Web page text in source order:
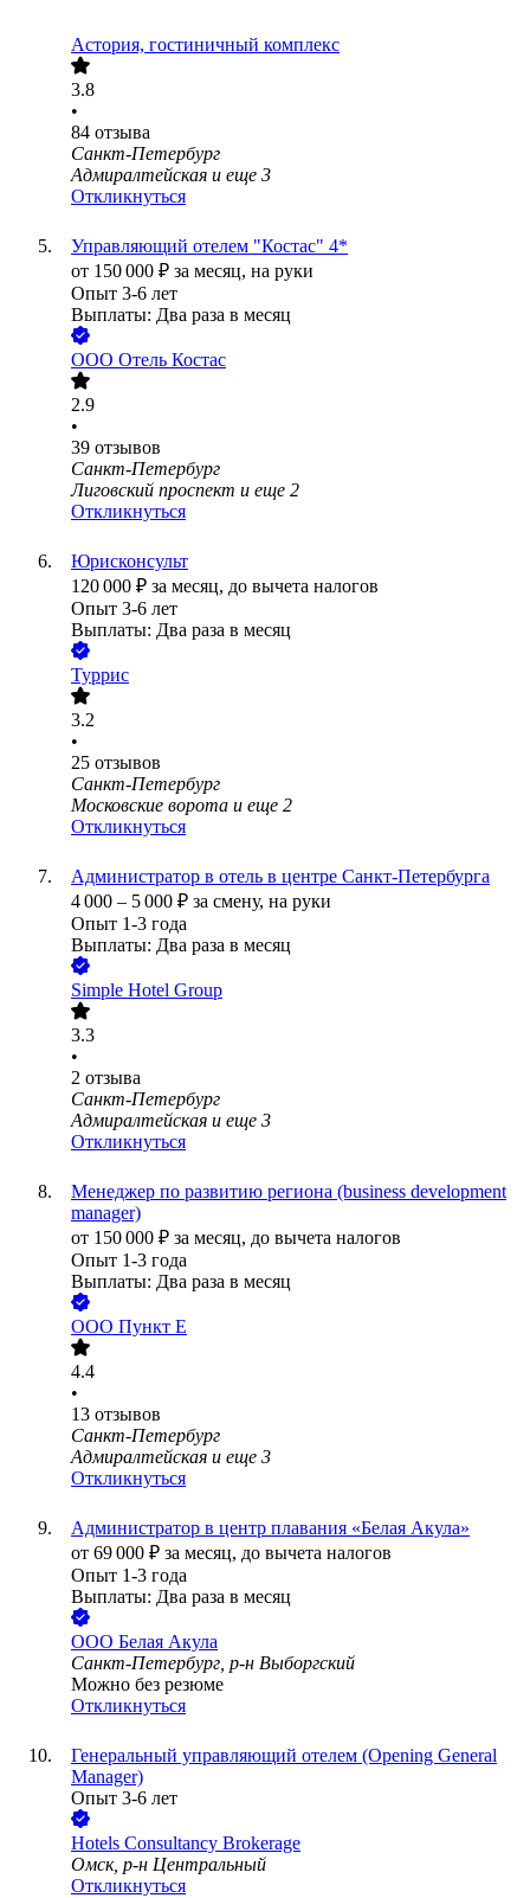
Астория, гостиничный комплекс
3.8
•
84 отзыва
Санкт-Петербург
Адмиралтейская и еще 3
Откликнуться
Управляющий отелем "Костас" 4*
от 150 000 ₽ за месяц, на руки
Опыт 3-6 лет
Выплаты: Два раза в месяц
ООО Отель Костас
2.9
•
39 отзывов
Санкт-Петербург
Лиговский проспект и еще 2
Откликнуться
Юрисконсульт
120 000 ₽ за месяц, до вычета налогов
Опыт 3-6 лет
Выплаты: Два раза в месяц
Туррис
3.2
•
25 отзывов
Санкт-Петербург
Московские ворота и еще 2
Откликнуться
Администратор в отель в центре Санкт-Петербурга
4 000 – 5 000 ₽ за смену, на руки
Опыт 1-3 года
Выплаты: Два раза в месяц
Simple Hotel Group
3.3
•
2 отзыва
Санкт-Петербург
Адмиралтейская и еще 3
Откликнуться
Менеджер по развитию региона (business development
manager)
от 150 000 ₽ за месяц, до вычета налогов
Опыт 1-3 года
Выплаты: Два раза в месяц
ООО Пункт Е
4.4
•
13 отзывов
Санкт-Петербург
Адмиралтейская и еще 3
Откликнуться
Администратор в центр плавания «Белая Акула»
от 69 000 ₽ за месяц, до вычета налогов
Опыт 1-3 года
Выплаты: Два раза в месяц
ООО Белая Акула
Санкт-Петербург, р-н Выборгский
Можно без резюме
Откликнуться
Генеральный управляющий отелем (Opening General
Manager)
Опыт 3-6 лет
Hotels Consultancy Brokerage
Омск, р-н Центральный
Откликнуться